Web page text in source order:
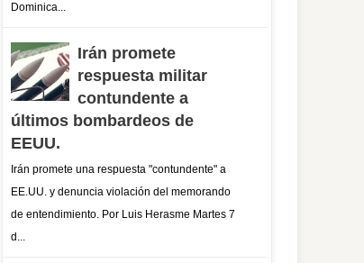
Dominica...
Irán promete
respuesta militar
contundente a
últimos bombardeos de
EEUU.
Irán promete una respuesta "contundente" a
EE.UU. y denuncia violación del memorando
de entendimiento. Por Luis Herasme Martes 7
d...